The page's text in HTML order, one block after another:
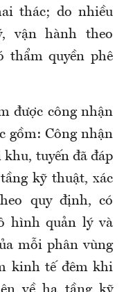
thác; do nhiều
vận hành theo
thẩm quyền phê
được công nhận
gồm: Công nhận
tuyến đã đáp
kỹ thuật, xác
quy định, có
hình quản lý và
mỗi phân vùng
kinh tế đêm khi